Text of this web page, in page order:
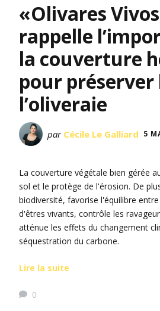
«Olivares
rappelle
la couverture
pour préserver
l’oliveraie
par Cécile Le Galliard 5
La couverture végétale bien gérée
sol et le protège de l'érosion. De
biodiversité, favorise l'équilibre
d'êtres vivants, contrôle les
atténue les effets du changement
séquestration du carbone.
Lire la suite
0